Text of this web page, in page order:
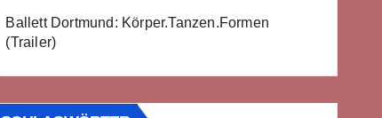
Ballett Dortmund: Körper.Tanzen.Formen
(Trailer)